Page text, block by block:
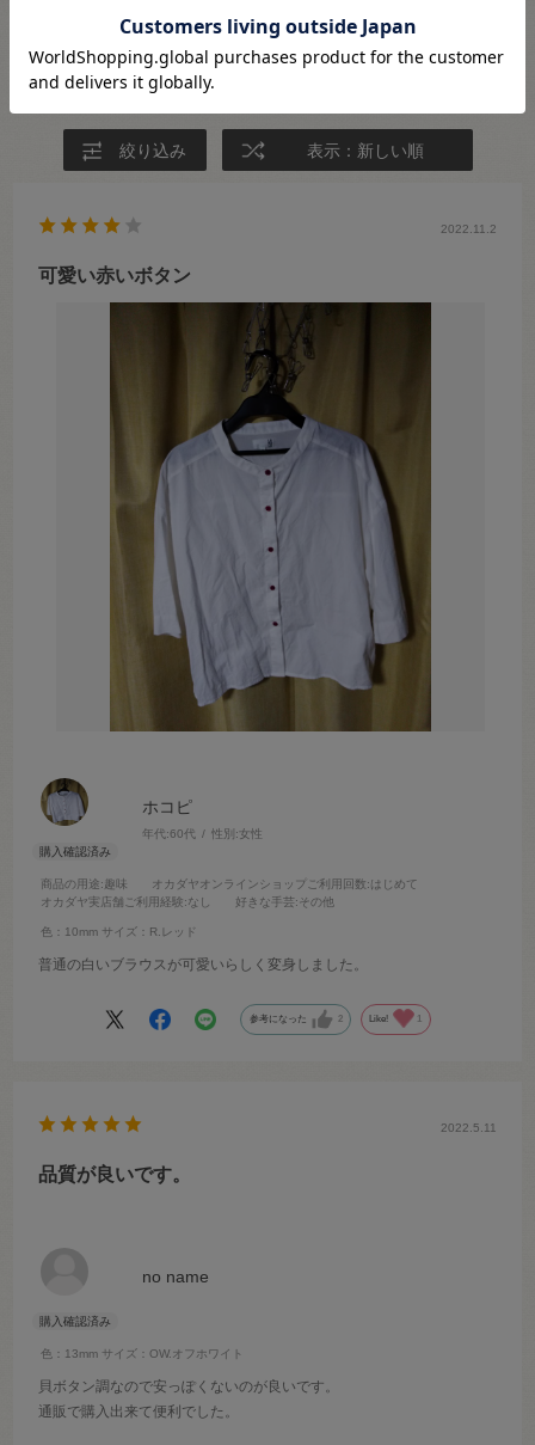
★1 (0)
絞り込み 表示：新しい順
ホコピ
年代:60代 性別:女性
商品の用途:趣味 オカダヤオンラインショップご利用回数:はじめて
オカダヤ実店舗ご利用経験:なし 好きな手芸:その他
色：10mm サイズ：R.レッド
2022.11.2
可愛い赤いボタン
普通の白いブラウスが可愛いらしく変身しました。
参考になった 2 Like! 1
no name
色：13mm サイズ：OW.オフホワイト
2022.5.11
品質が良いです。
貝ボタン調なので安っぽくないのが良いです。
通販で購入出来て便利でした。